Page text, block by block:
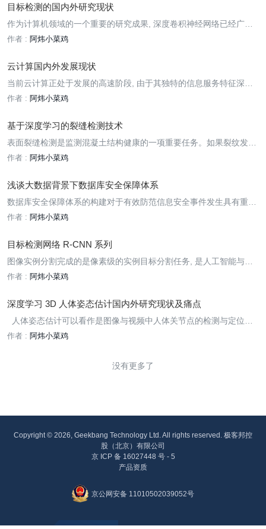
目标检测的国内外研究现状
作为计算机领域的一个重要的研究成果, 深度卷积神经网络已经广泛
用于图像分类问题。随着图像分类的准确度提高, 基于卷积神经网络
作者 : 阿炜小菜鸡
云计算国内外发展现状
当前云计算正处于发展的高速阶段, 由于其独特的信息服务特征深受
全球用户的依赖, 对其的研究与开发工作备受各国的重视。
作者 : 阿炜小菜鸡
基于深度学习的裂缝检测技术
表面裂缝检测是监测混凝土结构健康的一项重要任务。如果裂纹发展
并继续扩展，它们会减少有效承载表面积，并且随着时间的推移会导
的影响。在高层建筑和桥梁的情况下，手动检查也可能难以执行。
作者 : 阿炜小菜鸡
浅谈大数据背景下数据库安全保障体系
数据库安全保障体系的构建对于有效防范信息安全事件发生具有重要
意义。分析了数据库系统的安全威胁问题，介绍了几种网络安全的新
径，希望为进一步解决大数据背景下的数据库安全问题提供支持。
作者 : 阿炜小菜鸡
目标检测网络 R-CNN 系列
图像实例分割完成的是像素级的实例目标分割任务, 是人工智能与计
算机视觉领域的重要发展方向, 其被广泛应用到各个领域, 如工业生
作者 : 阿炜小菜鸡
深度学习 3D 人体姿态估计国内外研究现状及痛点
题，这对于行为识别、行为理解、行人重识别等技术的发展有很大的
作者 : 阿炜小菜鸡
没有更多了
Copyright © 2026, Geekbang Technology Ltd. All rights reserved. 极客邦控
股（北京）有限公司
京 ICP 备 16027448 号 - 5
产品资质
京公网安备 11010502039052号